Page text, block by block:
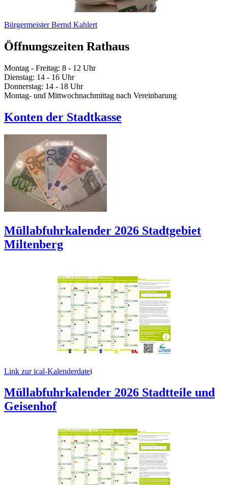
Bürgermeister Bernd Kahlert
Öffnungszeiten Rathaus
Montag - Freitag: 8 - 12 Uhr
Dienstag: 14 - 16 Uhr
Donnerstag: 14 - 18 Uhr
Montag- und Mittwochnachmittag nach Vereinbarung
Konten der Stadtkasse
Müllabfuhrkalender 2026 Stadtgebiet
Miltenberg
Link zur ical-Kalenderdatei
Müllabfuhrkalender 2026 Stadtteile und
Geisenhof